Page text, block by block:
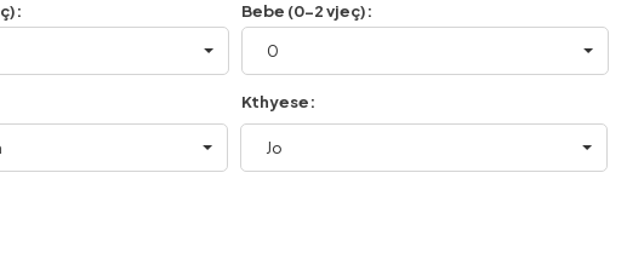
Bebe (0-2 vjeç):
0
Kthyese:
Jo